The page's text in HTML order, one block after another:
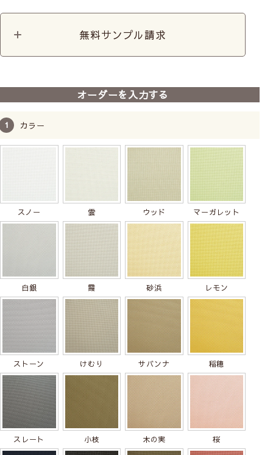
す。
前
【防炎ロールスクリーン】
ベーシック｜つっぱりロー
防炎
【ロールスクリーン】earth
の恵み｜遮熱タイプ｜つっ
【ロールスク
次
無料サンプル請求
オーダーを入力する
カラー
スノー 雲 ウッド マーガレット
白銀 霞 砂浜 レモン
ストーン けむり サバンナ 稲穂
スレート 小枝 木の実 桜